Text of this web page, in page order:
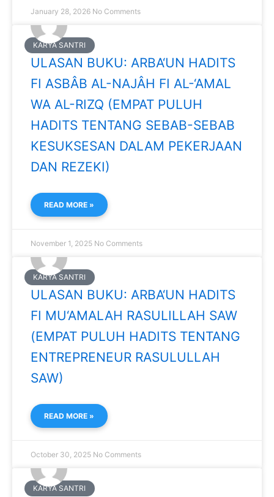
January 28, 2026 No Comments
KARYA SANTRI
ULASAN BUKU: ARBA‘UN HADITS
FI ASBÂB AL-NAJÂH FI AL-‘AMAL
WA AL-RIZQ (EMPAT PULUH
HADITS TENTANG SEBAB-SEBAB
KESUKSESAN DALAM PEKERJAAN
DAN REZEKI)
READ MORE »
November 1, 2025 No Comments
KARYA SANTRI
ULASAN BUKU: ARBA‘UN HADITS
FI MU‘AMALAH RASULILLAH SAW
(EMPAT PULUH HADITS TENTANG
ENTREPRENEUR RASULULLAH
SAW)
READ MORE »
October 30, 2025 No Comments
KARYA SANTRI